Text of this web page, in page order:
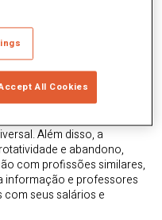
Force (TTF)
Enfrentando a
dos avanços na
um cenário de desafios
1960. Segundo o
mais de 44 milhões de
Além disso, a
e abandono,
com profissões similares,
informação e professores
seus salários e
All Cookies